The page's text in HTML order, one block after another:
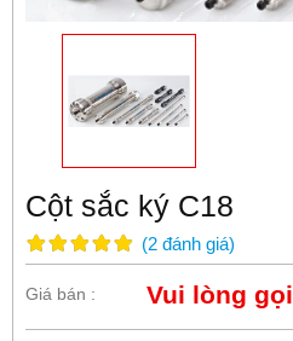
Cột sắc ký C18
(2 đánh giá)
Giá bán : Vui lòng gọi